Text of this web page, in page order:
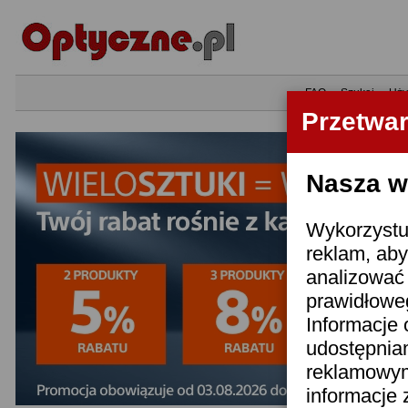
Nasza
reklam,
Informacje
informacje
•FAQ•Szukaj•